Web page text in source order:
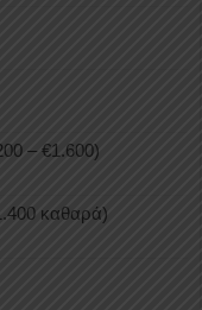
– €1.600)
καθαρά)